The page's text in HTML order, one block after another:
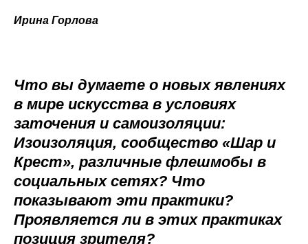
Ирина Горлова
Что вы думаете о новых явлениях
в мире искусства в условиях
заточения и самоизоляции:
Изоизоляция, сообщество «Шар и
Крест», различные флешмобы в
социальных сетях? Что
показывают эти практики?
Проявляется ли в этих практиках
позиция зрителя?